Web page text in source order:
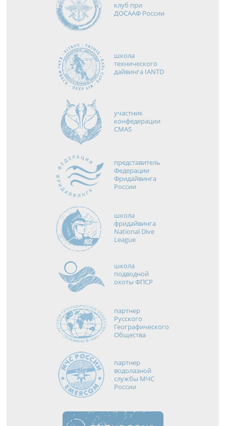
клуб при
ДОСААФ России
школа
технического
дайвинга IANTD
участник
конфедерации
CMAS
представитель
Федерации
Фридайвинга
России
школа
фридайвинга
National Dive
League
школа
подводной
охоты ФПСР
партнер
Русского
Географического
Общества
партнер
водолазной
службы МЧС
России